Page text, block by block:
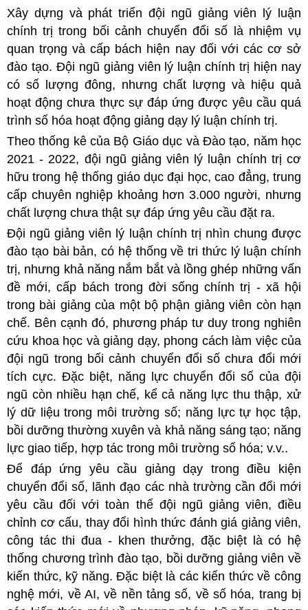
Xây dựng và phát triển đội ngũ giảng viên lý luận
chính trị trong bối cảnh chuyển đổi số là nhiệm vụ
quan trọng và cấp bách hiện nay đối với các cơ sở
đào tạo. Đội ngũ giảng viên lý luận chính trị hiện nay
có số lượng đông, nhưng chất lượng và hiệu quả
hoạt động chưa thực sự đáp ứng được yêu cầu quá
trình số hóa hoạt động giảng dạy lý luận chính trị.
Theo thống kê của Bộ Giáo dục và Đào tạo, năm học
2021 - 2022, đội ngũ giảng viên lý luận chính trị cơ
hữu trong hệ thống giáo dục đại học, cao đẳng, trung
cấp chuyên nghiệp khoảng hơn 3.000 người, nhưng
chất lượng chưa thật sự đáp ứng yêu cầu đặt ra.
Đội ngũ giảng viên lý luận chính trị nhìn chung được
đào tạo bài bản, có hệ thống về tri thức lý luận chính
trị, nhưng khả năng nắm bắt và lồng ghép những vấn
đề mới, cấp bách trong đời sống chính trị - xã hội
trong bài giảng của một bộ phận giảng viên còn hạn
chế. Bên cạnh đó, phương pháp tư duy trong nghiên
cứu khoa học và giảng dạy, phong cách làm việc của
đội ngũ trong bối cảnh chuyển đổi số chưa đổi mới
tích cực. Đặc biệt, năng lực chuyển đổi số của đội
ngũ còn nhiều hạn chế, kể cả năng lực thu thập, xử
lý dữ liệu trong môi trường số; năng lực tự học tập,
bồi dưỡng thường xuyên và khả năng sáng tạo; năng
lực giao tiếp, hợp tác trong môi trường số hóa; v.v..
Để đáp ứng yêu cầu giảng dạy trong điều kiện
chuyển đổi số, lãnh đạo các nhà trường cần đổi mới
yêu cầu đối với toàn thể đội ngũ giảng viên, điều
chỉnh cơ cấu, thay đổi hình thức đánh giá giảng viên,
công tác thi đua - khen thưởng, đặc biệt là có hệ
thống chương trình đào tạo, bồi dưỡng giảng viên về
kiến thức, kỹ năng. Đặc biệt là các kiến thức về công
nghệ mới, về AI, về nền tảng số, về số hóa, trang bị